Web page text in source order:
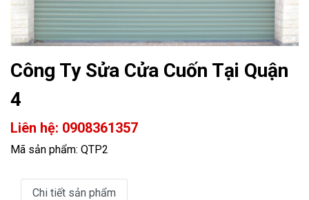
Công Ty Sửa Cửa Cuốn Tại Quận
4
Liên hệ: 0908361357
Mã sản phẩm: QTP2
Chi tiết sản phẩm